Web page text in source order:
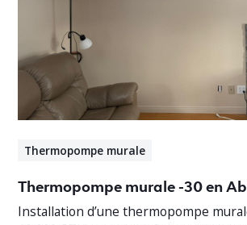
Thermopompe murale
Thermopompe murale -30 en
Installation d’une thermopompe